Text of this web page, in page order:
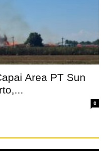
Area PT Sun
0